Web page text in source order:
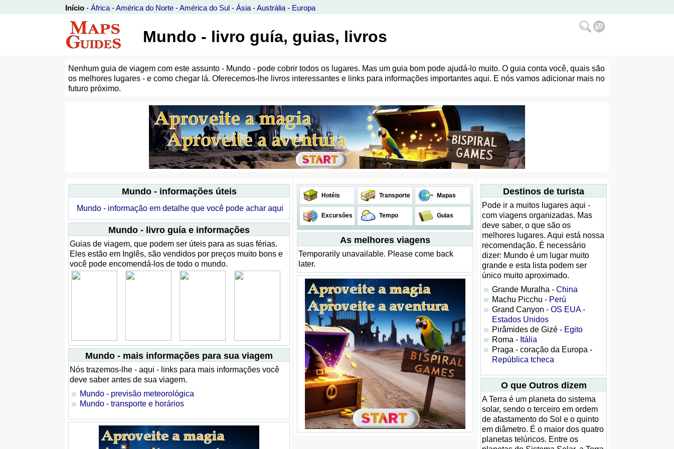
Início - África -América do Norte -América do Sul - Ásia -Austrália - Europa
Mundo - livro guía, guias, livros
Nenhum guia de viagem com este assunto - Mundo - pode cobrir todos os lugares. Mas um guia bom pode ajudá-lo muito. O guia conta você, quais são
os melhores lugares - e como chegar lá. Oferecemos-lhe livros interessantes e links para informações importantes aqui. E nós vamos adicionar mais no
futuro próximo.
Mundo - informações úteis
Mundo - informação em detalhe que você pode achar aqui
Mundo - livro guía e informações
Guias de viagem, que podem ser úteis para as suas férias.
Eles estão em Inglês, são vendidos por preços muito bons e
você pode encomendá-los de todo o mundo.
Mundo - mais informações para sua viagem
Nós trazemos-lhe - aqui - links para mais informações você
deve saber antes de sua viagem.
Mundo - previsão meteorológica
Mundo - transporte e horários
Hotéis Transporte Mapas
Excursões Tempo Guias
As melhores viagens
Temporarily unavailable. Please come back
later.
Destinos de turista
Pode ir a muitos lugares aqui -
com viagens organizadas. Mas
deve saber, o que são os
melhores lugares. Aqui está nossa
recomendação. É necessário
dizer: Mundo é um lugar muito
grande e esta lista podem ser
único muito aproximado.
Grande Muralha - China
Machu Picchu - Perú
Grand Canyon - OS EUA -
Estados Unidos
Pirâmides de Gizé - Egito
Roma - Itália
Praga - coração da Europa -
República tcheca
O que Outros dizem
A Terra é um planeta do sistema
solar, sendo o terceiro em ordem
de afastamento do Sol e o quinto
em diâmetro. É o maior dos quatro
planetas telúricos. Entre os